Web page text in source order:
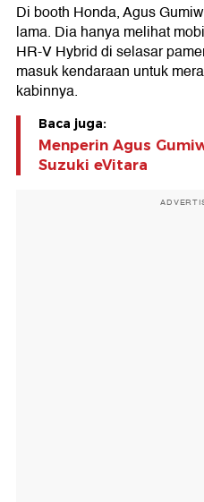
Di booth Honda, Agus
lama. Dia hanya melihat
HR-V Hybrid di selasar
masuk kendaraan untuk
kabinnya.
Baca juga:
Menperin Agus
Suzuki eVitara